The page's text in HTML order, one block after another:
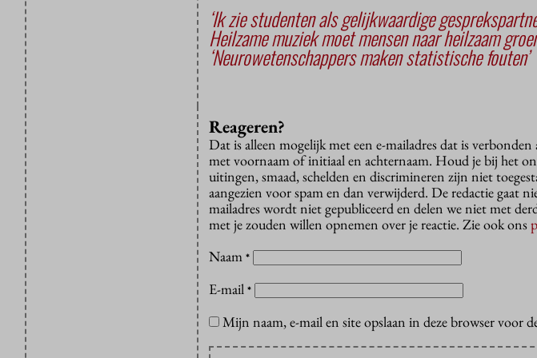
‘Ik zie studenten als gelijkwaardige
Heilzame muziek moet mensen naar heilzaam
‘Neurowetenschappers maken statistische fouten’
Reageren?
Dat is alleen mogelijk met een e-mailadres dat is
met voornaam of initiaal en achternaam. Houd je bij het
uitingen, smaad, schelden en discrimineren zijn niet
aangezien voor spam en dan verwijderd. De redactie gaat
mailadres wordt niet gepubliceerd en delen we niet met
met je zouden willen opnemen over je reactie. Zie ook ons
Naam *
E-mail *
Mijn naam, e-mail en site opslaan in deze browser voor